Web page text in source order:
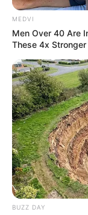
Disney
You Prefer?
BRAINBERRIES
MEDVI
Men Over 40 Are
These 4x Stronger
BUZZ DAY